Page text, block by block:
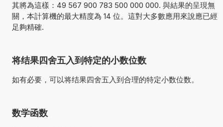
其將為這樣：49 567 900 783 500 000 000. 與結果的呈現無
關，本計算機的最大精度為 14 位。這對大多數應用來說應已經
足夠精確.
将结果四舍五入到特定的小数位数
如有必要，可以将结果四舍五入到合理的特定小数位数。
数学函数